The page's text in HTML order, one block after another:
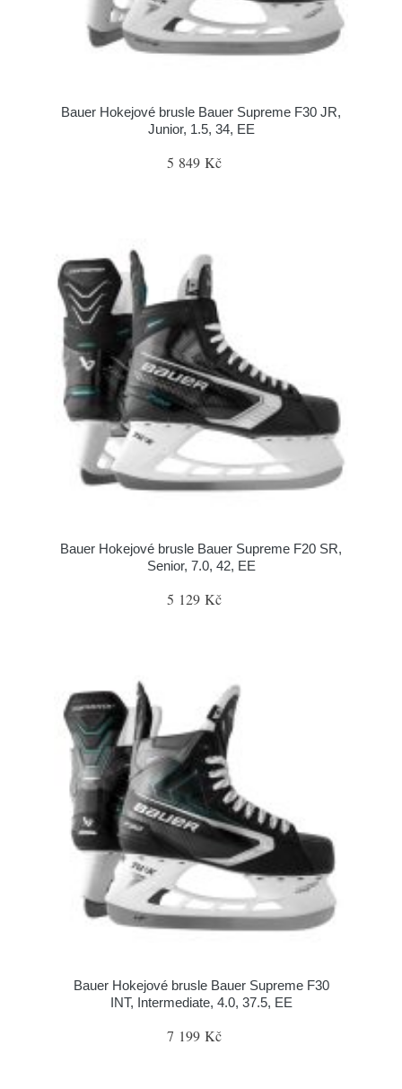
Bauer Hokejové brusle Bauer Supreme F30 JR,
Junior, 1.5, 34, EE
5 849 Kč
Bauer Hokejové brusle Bauer Supreme F20 SR,
Senior, 7.0, 42, EE
5 129 Kč
Bauer Hokejové brusle Bauer Supreme F30
INT, Intermediate, 4.0, 37.5, EE
7 199 Kč